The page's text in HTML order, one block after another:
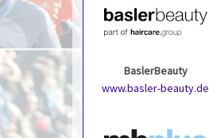
BaslerBeauty
www.basler-beauty.de